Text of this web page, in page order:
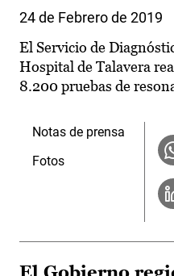
24 de Febrero de 2019
El Servicio de
Hospital de Talavera
8.200 pruebas de
Notas de prensa
Fotos